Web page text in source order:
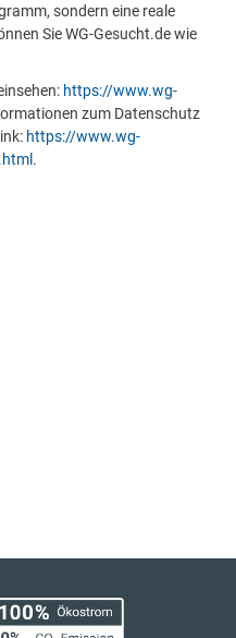
sondern eine reale
Sie WG-Gesucht.de wie
https://www.wg-
zum Datenschutz
https://www.wg-
.